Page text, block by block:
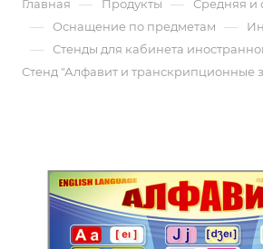
Главная — Продукты — Средняя и
— Oснащение по предметам —
— Стенды для кабинета
Стенд "Алфавит и транскрипционные